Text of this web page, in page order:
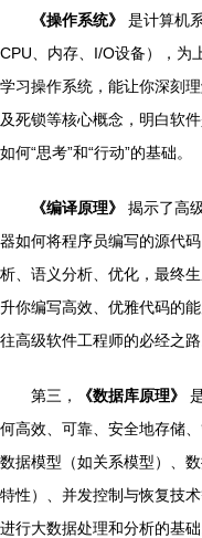
《操作系统》
是计算机
CPU、内存、I/O设备），为
学习操作系统，能让你深刻
及死锁等核心概念，明白软
如何“思考”和“行动”的基础。
《编译原理》
揭示了高
器如何将程序员编写的源代
析、语义分析、优化，最终
升你编写高效、优雅代码的
往高级软件工程师的必经之路
第三， 《数据库原理》
何高效、可靠、安全地存储
数据模型（如关系模型）、
特性）、并发控制与恢复技
进行大数据处理和分析的基础